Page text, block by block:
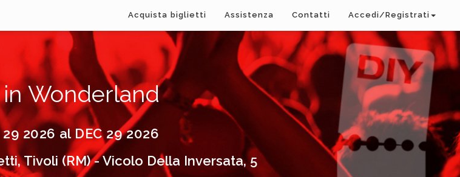
Acquista biglietti Assistenza Contatti Accedi/Registrati
Wonderland
29 2026 al DEC 29 2026
Tivoli (RM) - Vicolo Della Inversata, 5